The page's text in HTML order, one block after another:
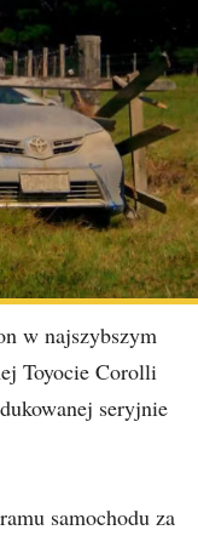
w najszybszym
Toyocie Corolli
seryjnie
samochodu za